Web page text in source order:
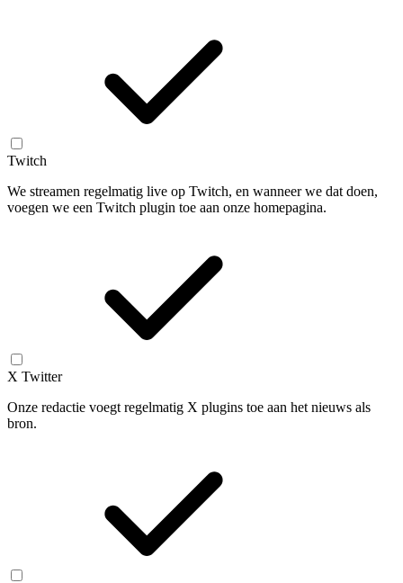
Twitch
We streamen regelmatig live op Twitch, en wanneer we dat doen,
voegen we een Twitch plugin toe aan onze homepagina.
X Twitter
Onze redactie voegt regelmatig X plugins toe aan het nieuws als
bron.